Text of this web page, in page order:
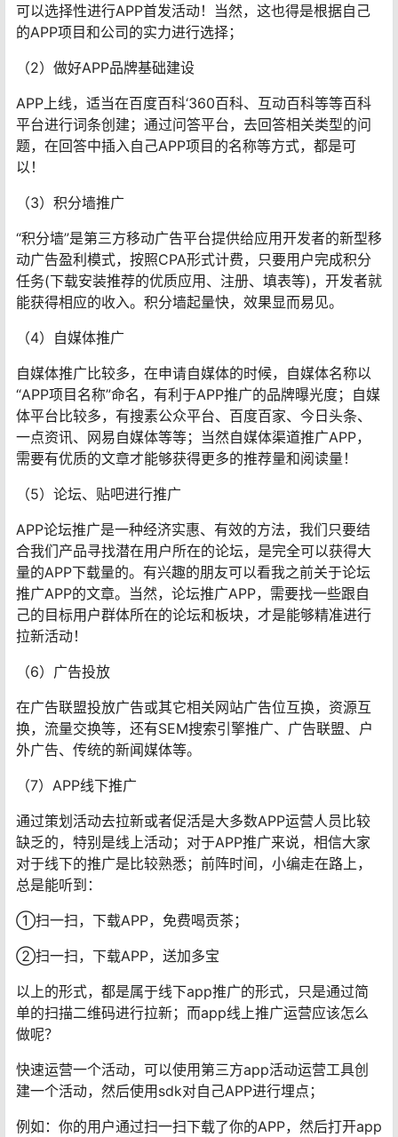
可以选择性进行APP首发活动！当然，这也得是根据自己
的APP项目和公司的实力进行选择；
（2）做好APP品牌基础建设
APP上线，适当在百度百科‘360百科、互动百科等等百科
平台进行词条创建；通过问答平台，去回答相关类型的问
题，在回答中插入自己APP项目的名称等方式，都是可
以！
（3）积分墙推广
“积分墙”是第三方移动广告平台提供给应用开发者的新型移
动广告盈利模式，按照CPA形式计费，只要用户完成积分
任务(下载安装推荐的优质应用、注册、填表等)，开发者就
能获得相应的收入。积分墙起量快，效果显而易见。
（4）自媒体推广
自媒体推广比较多，在申请自媒体的时候，自媒体名称以
“APP项目名称”命名，有利于APP推广的品牌曝光度；自媒
体平台比较多，有搜素公众平台、百度百家、今日头条、
一点资讯、网易自媒体等等；当然自媒体渠道推广APP，
需要有优质的文章才能够获得更多的推荐量和阅读量！
（5）论坛、贴吧进行推广
APP论坛推广是一种经济实惠、有效的方法，我们只要结
合我们产品寻找潜在用户所在的论坛，是完全可以获得大
量的APP下载量的。有兴趣的朋友可以看我之前关于论坛
推广APP的文章。当然，论坛推广APP，需要找一些跟自
己的目标用户群体所在的论坛和板块，才是能够精准进行
拉新活动！
（6）广告投放
在广告联盟投放广告或其它相关网站广告位互换，资源互
换，流量交换等，还有SEM搜索引擎推广、广告联盟、户
外广告、传统的新闻媒体等。
（7）APP线下推广
通过策划活动去拉新或者促活是大多数APP运营人员比较
缺乏的，特别是线上活动；对于APP推广来说，相信大家
对于线下的推广是比较熟悉；前阵时间，小编走在路上，
总是能听到：
①扫一扫，下载APP，免费喝贡茶；
②扫一扫，下载APP，送加多宝
以上的形式，都是属于线下app推广的形式，只是通过简
单的扫描二维码进行拉新；而app线上推广运营应该怎么
做呢？
快速运营一个活动，可以使用第三方app活动运营工具创
建一个活动，然后使用sdk对自己APP进行埋点；
例如：你的用户通过扫一扫下载了你的APP，然后打开app